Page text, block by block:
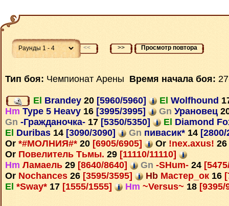
<< >> Просмотр повтора
Тип боя: Чемпионат Арены Время начала боя:
El Brandey 20 [5960/5960] El Wolfhound
Hm Type 5 Heavy 16 [3995/3995] Gn Урановец
Gn -Гражданочка- 17 [5350/5350] El Diamond
El Duribas 14 [3090/3090] Gn пивасик* 14
Or *#МОЛНИЯ#* 20 [6905/6905] Or !nex.axus! 26
Or Повелитель Тьмы. 29 [11110/11110]
Hm Ламаель 29 [8640/8640] Gn -SHum- 24
Or Nochances 26 [3595/3595] Hb Мастер_ок 16
El *Sway* 17 [1555/1555] Hm ~Versus~ 18